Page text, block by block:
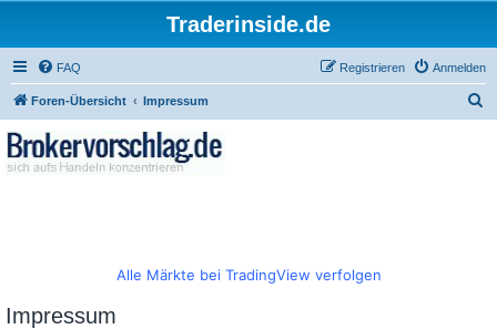
Traderinside.de
FAQ Anmelden
Registrieren
Foren-Übersicht Impressum
Alle Märkte bei TradingView verfolgen
Impressum